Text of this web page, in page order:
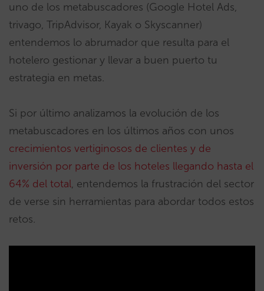
uno de los metabuscadores (Google Hotel Ads,
trivago, TripAdvisor, Kayak o Skyscanner)
entendemos lo abrumador que resulta para el
hotelero gestionar y llevar a buen puerto tu
estrategia en metas.
Si por último analizamos la evolución de los
metabuscadores en los últimos años con unos
crecimientos vertiginosos de clientes y de
inversión por parte de los hoteles llegando hasta el
64% del total, entendemos la frustración del sector
de verse sin herramientas para abordar todos estos
retos.